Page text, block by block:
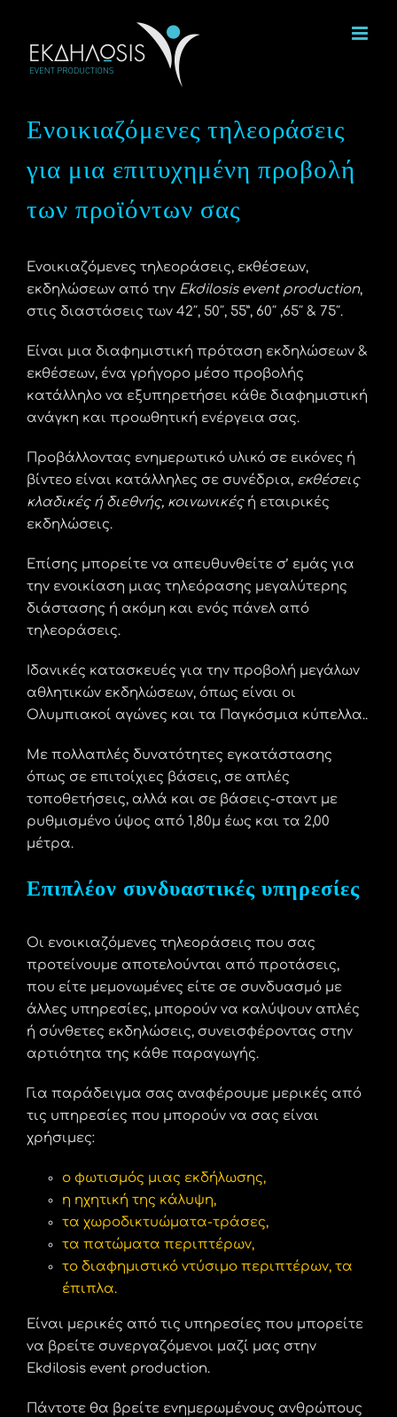
περιεχόμενο
Ενοικιαζόμενες τηλεοράσεις
για μια επιτυχημένη προβολή
των προϊόντων σας
Ενοικιαζόμενες τηλεοράσεις, εκθέσεων,
εκδηλώσεων από την Ekdilosis event production,
στις διαστάσεις των 42″, 50″, 55”, 60″ ,65″ & 75″.
Είναι μια διαφημιστική πρόταση εκδηλώσεων &
εκθέσεων, ένα γρήγορο μέσο προβολής
κατάλληλο να εξυπηρετήσει κάθε διαφημιστική
ανάγκη και προωθητική ενέργεια σας.
Προβάλλοντας ενημερωτικό υλικό σε εικόνες ή
βίντεο είναι κατάλληλες σε συνέδρια, εκθέσεις
κλαδικές ή διεθνής, κοινωνικέςή εταιρικές
εκδηλώσεις.
Επίσης μπορείτε να απευθυνθείτε σ’ εμάς για
την ενοικίαση μιας τηλεόρασης μεγαλύτερης
διάστασης ή ακόμη και ενός πάνελ από
τηλεοράσεις.
Ιδανικές κατασκευές για την προβολή μεγάλων
αθλητικών εκδηλώσεων, όπως είναι οι
Ολυμπιακοί αγώνες και τα Παγκόσμια κύπελλα..
Με πολλαπλές δυνατότητες εγκατάστασης
όπως σε επιτοίχιες βάσεις, σε απλές
τοποθετήσεις, αλλά και σε βάσεις-σταντ με
ρυθμισμένο ύψος από 1,80μ έως και τα 2,00
μέτρα.
Επιπλέον συνδυαστικές υπηρεσίες
Οι ενοικιαζόμενες τηλεοράσεις που σας
προτείνουμε αποτελούνται από προτάσεις,
που είτε μεμονωμένες είτε σε συνδυασμό με
άλλες υπηρεσίες, μπορούν να καλύψουν απλές
ή σύνθετες εκδηλώσεις, συνεισφέροντας στην
αρτιότητα της κάθε παραγωγής.
Για παράδειγμα σας αναφέρουμε μερικές από
τις υπηρεσίες που μπορούν να σας είναι
χρήσιμες:
ο φωτισμός μιας εκδήλωσης,
η ηχητική της κάλυψη,
τα χωροδικτυώματα-τράσες,
τα πατώματα περιπτέρων,
το διαφημιστικό ντύσιμο περιπτέρων, τα
έπιπλα.
Είναι μερικές από τις υπηρεσίες που μπορείτε
να βρείτε συνεργαζόμενοι μαζί μας στην
Ekdilosis event production.
Πάντοτε θα βρείτε ενημερωμένους ανθρώπους